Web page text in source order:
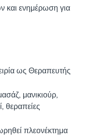
και ενημέρωση για
ως Θεραπευτής
μανικιούρ,
θεραπείες
πλεονέκτημα